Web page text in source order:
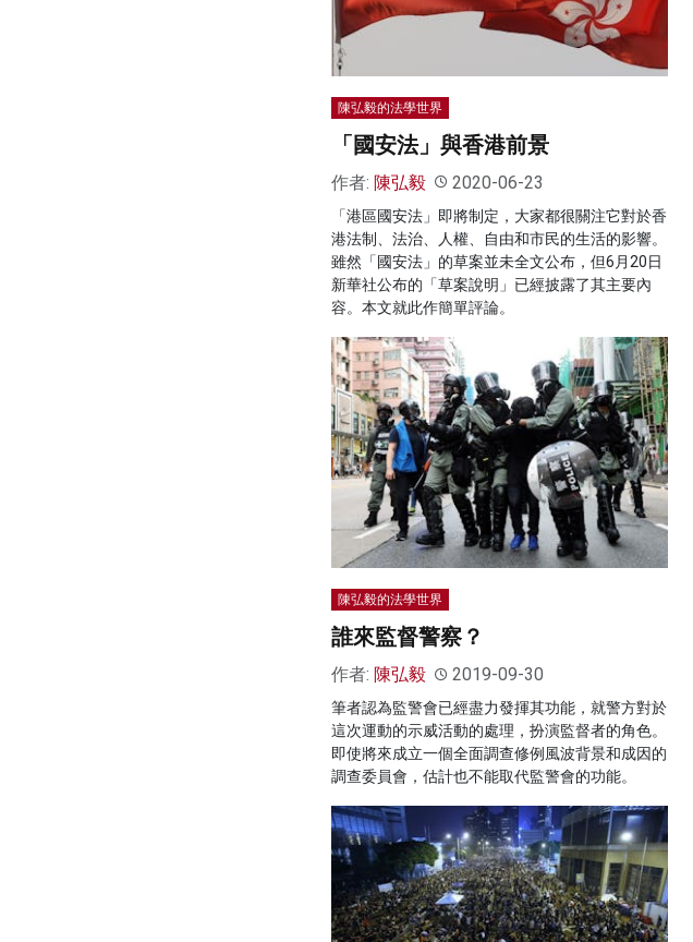
陳弘毅的法學世界
「國安法」與香港前景
作者: 陳弘毅 2020-06-23
「港區國安法」即將制定，大家都很關注它對於香
港法制、法治、人權、自由和市民的生活的影響。
雖然「國安法」的草案並未全文公布，但6月20日
新華社公布的「草案說明」已經披露了其主要內
容。本文就此作簡單評論。
陳弘毅的法學世界
誰來監督警察？
作者: 陳弘毅 2019-09-30
筆者認為監警會已經盡力發揮其功能，就警方對於
這次運動的示威活動的處理，扮演監督者的角色。
即使將來成立一個全面調查修例風波背景和成因的
調查委員會，估計也不能取代監警會的功能。